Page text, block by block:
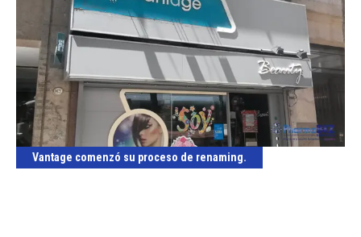
Vantage comenzó su proceso de renaming.